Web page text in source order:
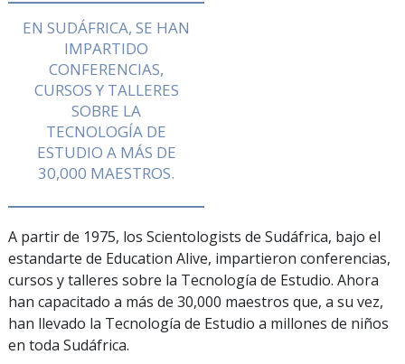
EN SUDÁFRICA, SE HAN
IMPARTIDO
CONFERENCIAS,
CURSOS Y TALLERES
SOBRE LA
TECNOLOGÍA DE
ESTUDIO A MÁS DE
30,000 MAESTROS.
A partir de 1975, los Scientologists de Sudáfrica, bajo el
estandarte de Education Alive, impartieron conferencias,
cursos y talleres sobre la Tecnología de Estudio. Ahora
han capacitado a más de 30,000 maestros que, a su vez,
han llevado la Tecnología de Estudio a millones de niños
en toda Sudáfrica.